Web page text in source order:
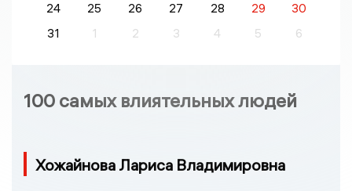
24
25 26 27 28 29
30
31
1 2 3 4 5 6
100 самых влиятельных людей
Хожайнова Лариса Владимировна